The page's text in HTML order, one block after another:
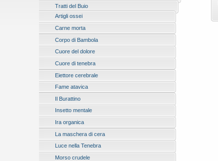
Tratti del Buio
Artigli ossei
Carne morta
Corpo di Bambola
Cuore del dolore
Cuore di tenebra
Eiettore cerebrale
Fame atavica
Il Burattino
Insetto mentale
Ira organica
La maschera di cera
Luce nella Tenebra
Morso crudele